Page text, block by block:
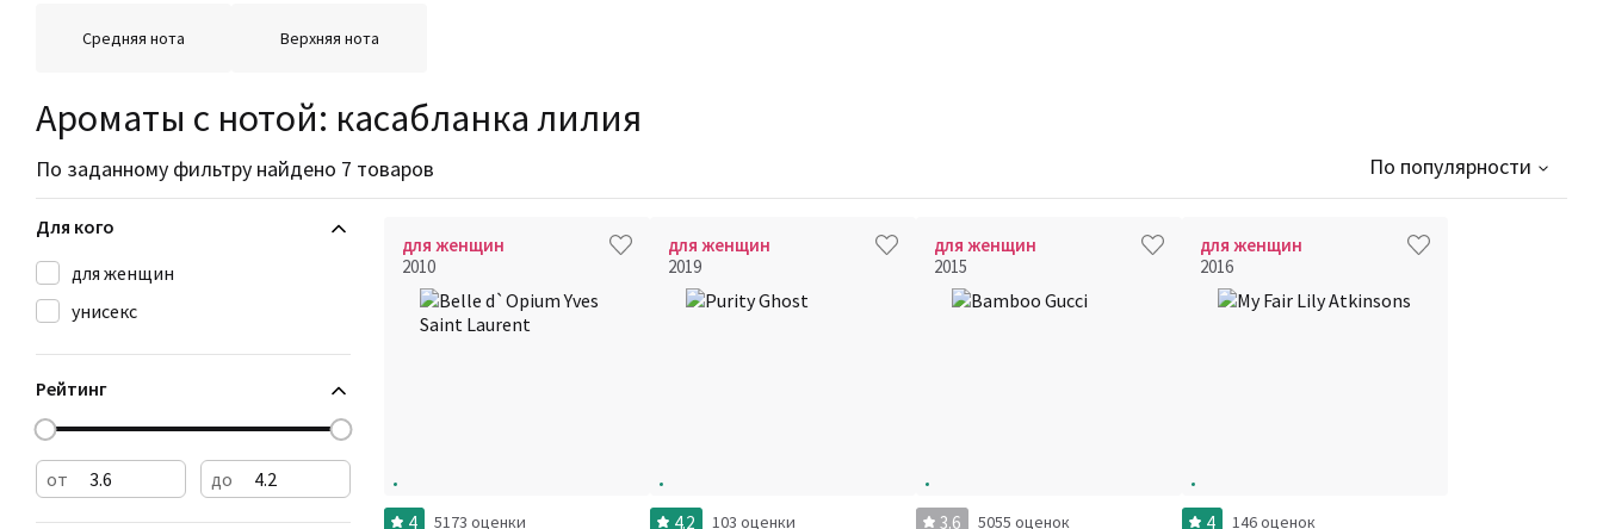
Средняя нота Верхняя нота
Ароматы с нотой: касабланка лилия
По заданному фильтру найдено 7 товаров По популярности
Для кого
для женщин
унисекс
Рейтинг
от до
для женщин
2010
4 5173 оценки
для женщин
2019
4.2 103 оценки
для женщин
2015
3.6 5055 оценок
для женщин
2016
4 146 оценок